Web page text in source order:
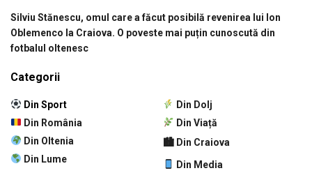
Silviu Stănescu, omul care a făcut posibilă revenirea lui Ion
Oblemenco la Craiova. O poveste mai puțin cunoscută din
fotbalul oltenesc
Categorii
Din Sport
Din România
Din Oltenia
Din Lume
Din Dolj
Din Viață
🏙 Din Craiova
Din Media